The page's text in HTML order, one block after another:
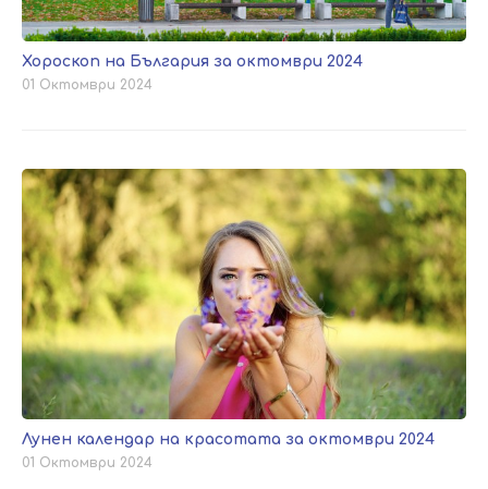
Хороскоп на България за октомври 2024
01 Октомври 2024
Лунен календар на красотата за октомври 2024
01 Октомври 2024